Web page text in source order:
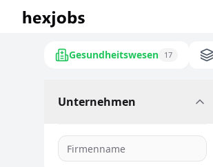
Gesundheitswesen 17
Unternehmen